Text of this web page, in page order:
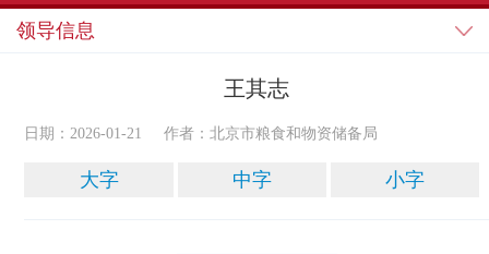
领导信息
王其志
日期：2026-01-21 作者：​北京市粮食和物资储备局
大字 中字 小字